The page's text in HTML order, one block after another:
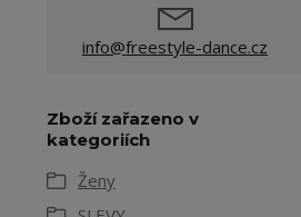
info@freestyle-dance.cz
Zboží zařazeno v
kategoriích
Ženy